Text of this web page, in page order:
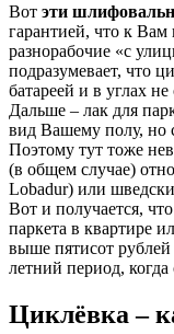
Вот эти
гарантией, что к Вам
разнорабочие «с
подразумевает, что
батареей и в углах
Дальше – лак для
вид Вашему полу, но
Поэтому тут тоже
(в общем случае)
Lobadur) или
Вот и получается,
паркета в квартире
выше пятисот
летний период,
Циклёвка –